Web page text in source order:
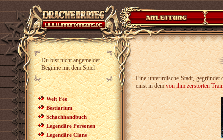
Du bist nicht angemeldet
Beginne mit dem Spiel
Welt Feo
Bestiarium
Schachhandbuch
Legendäre Personen
Legendäre Clans
Eine unterirdische Stadt, gegründet
einst in demvon ihm zerstörten